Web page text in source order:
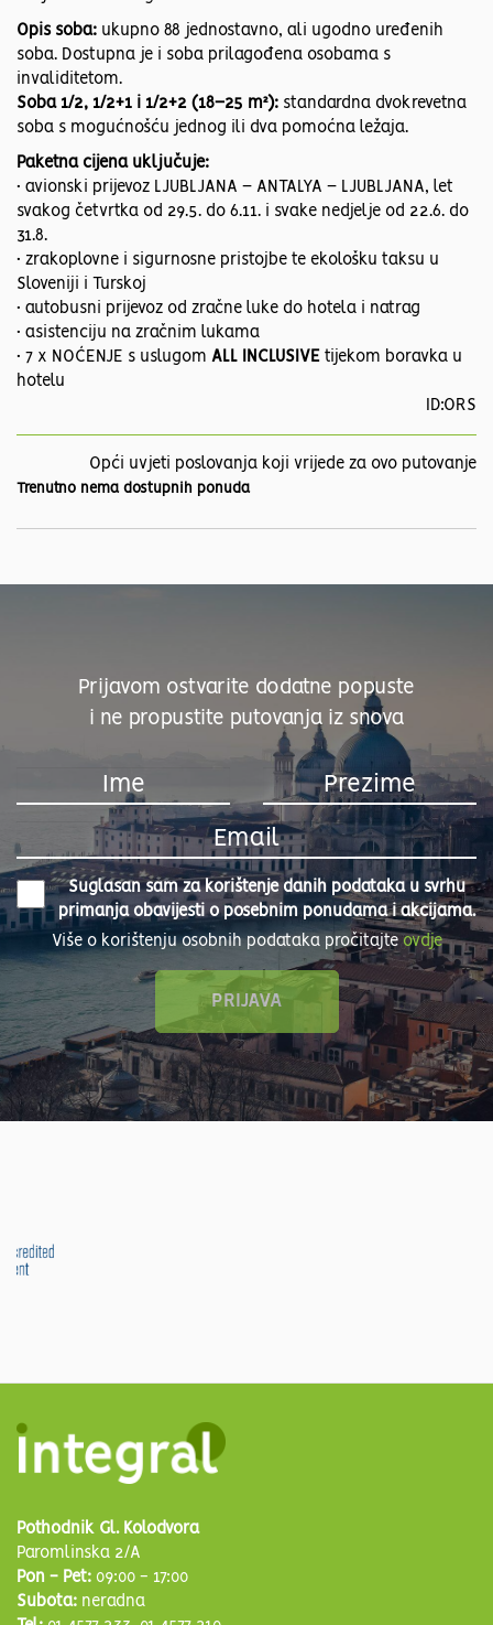
Opis soba: ukupno 88 jednostavno, ali ugodno uređenih
soba. Dostupna je i soba prilagođena osobama s
invaliditetom.
Soba 1/2, 1/2+1 i 1/2+2 (18–25 m²): standardna dvokrevetna
soba s mogućnošću jednog ili dva pomoćna ležaja.
Paketna cijena uključuje:
• avionski prijevoz LJUBLJANA – ANTALYA – LJUBLJANA, let
svakog četvrtka od 29.5. do 6.11. i svake nedjelje od 22.6. do
31.8.
• zrakoplovne i sigurnosne pristojbe te ekološku taksu u
Sloveniji i Turskoj
• autobusni prijevoz od zračne luke do hotela i natrag
• asistenciju na zračnim lukama
• 7 x NOĆENJE s uslugom ALL INCLUSIVE tijekom boravka u
hotelu
ID:ORS
Opći uvjeti poslovanja koji vrijede za ovo putovanje
Trenutno nema dostupnih ponuda
Prijavom ostvarite dodatne popuste
i ne propustite putovanja iz snova
Suglasan sam za korištenje danih podataka u svrhu
primanja obavijesti o posebnim ponudama i akcijama.
Više o korištenju osobnih podataka pročitajteovdje
Pothodnik Gl. Kolodvora
Paromlinska 2/A
Pon - Pet: 09:00 - 17:00
Subota: neradna